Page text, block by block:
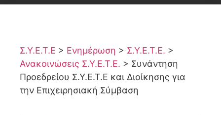
Σ.Υ.Ε.Τ.Ε > Ενημέρωση > Σ.Υ.Ε.Τ.Ε. >
Ανακοινώσεις Σ.Υ.Ε.Τ.Ε. > Συνάντηση
Προεδρείου Σ.Υ.Ε.Τ.Ε και Διοίκησης για
την Επιχειρησιακή Σύμβαση